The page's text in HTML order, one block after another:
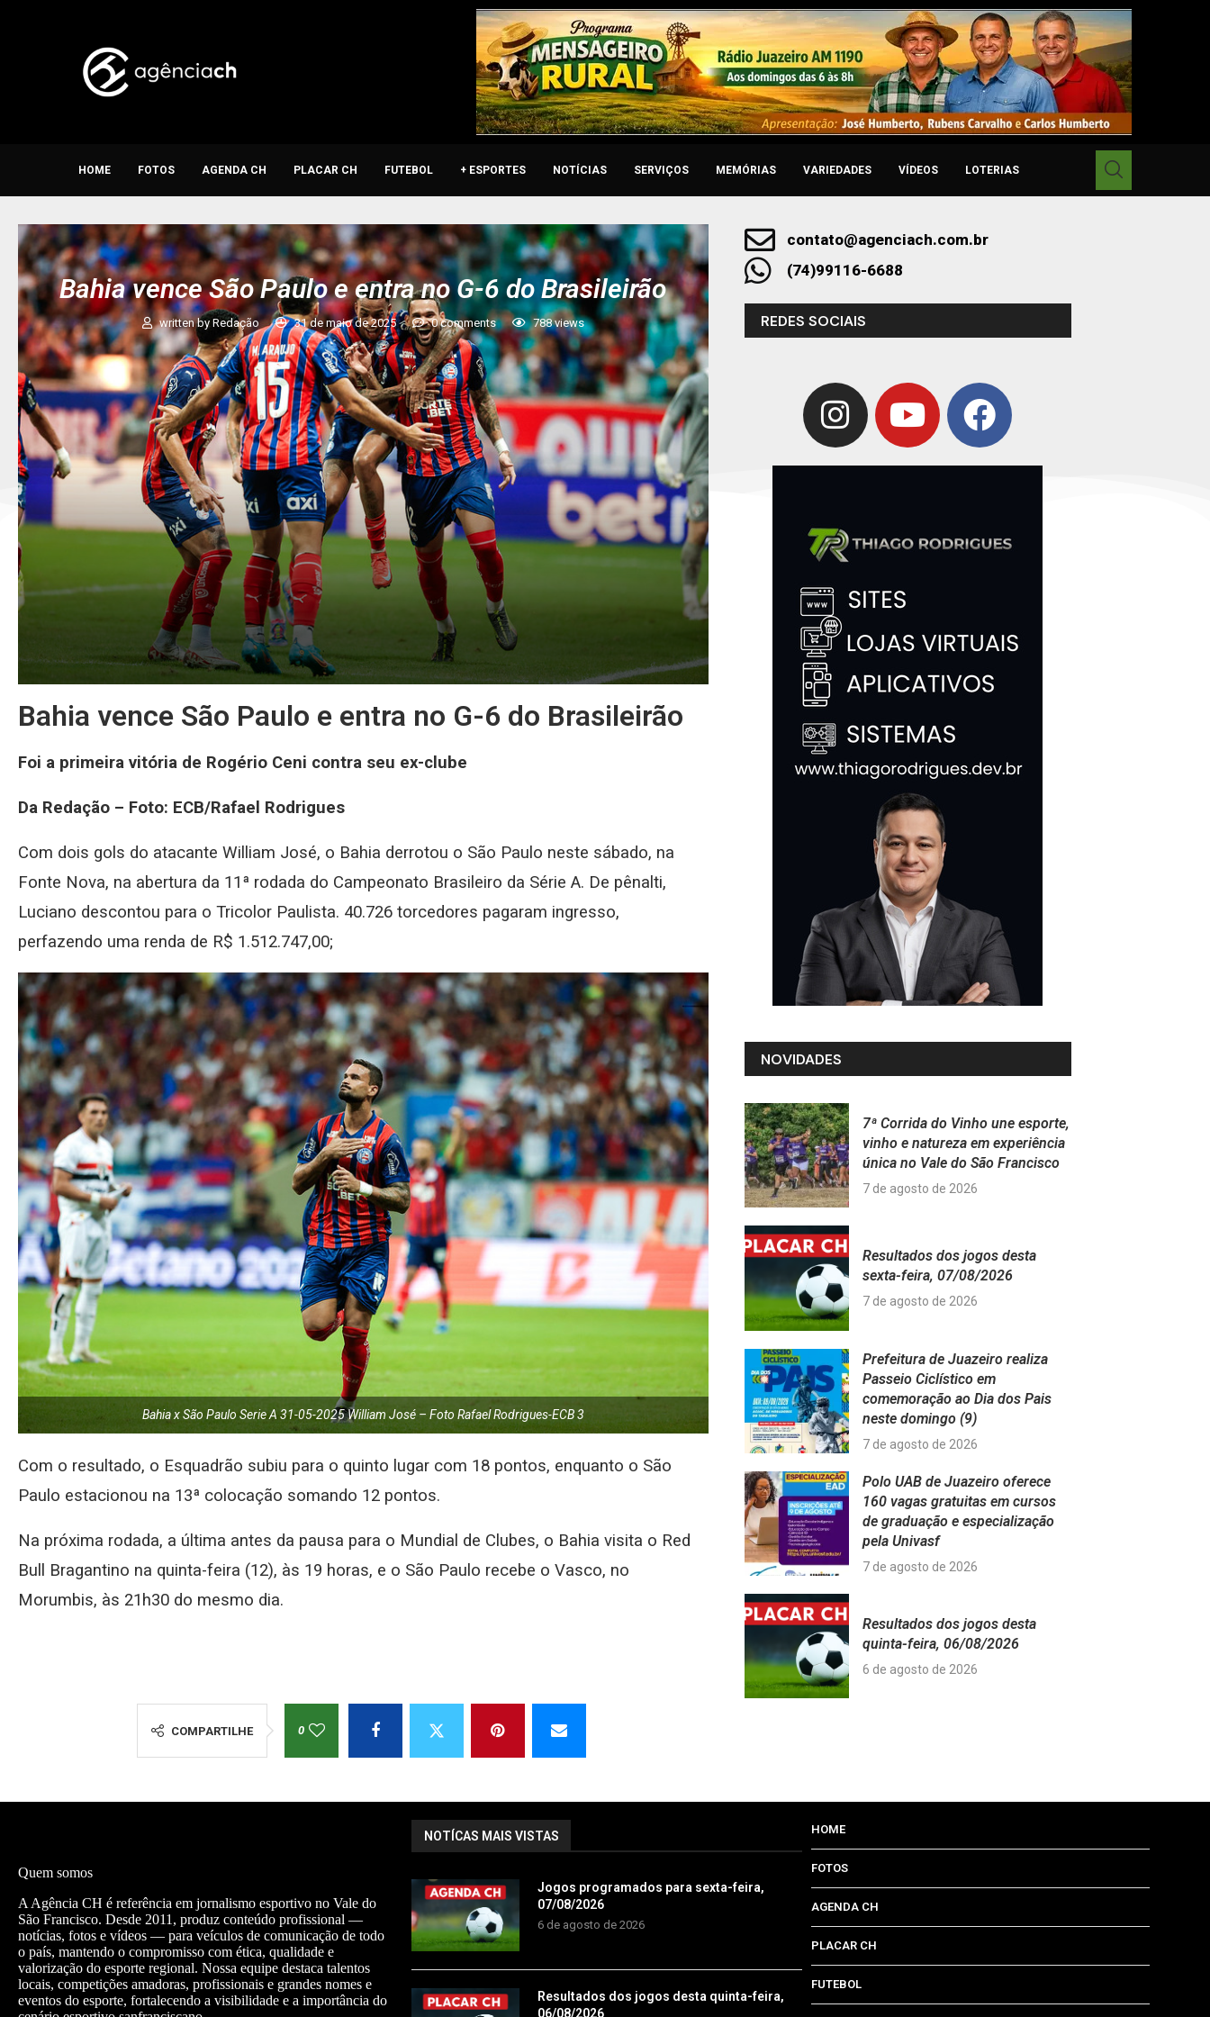
HOME FOTOS AGENDA CH PLACAR CH FUTEBOL + ESPORTES NOTÍCIAS SERVIÇOS MEMÓRIAS VARIEDADES VÍDEOS LOTERIAS
Bahia vence São Paulo e entra no G-6 do Brasileirão
written by Redação 31 de maio de 2025 0 comments 788views
Bahia vence São Paulo e entra no G-6 do Brasileirão
Foi a primeira vitória de Rogério Ceni contra seu ex-clube
Da Redação – Foto: ECB/Rafael Rodrigues
Com dois gols do atacante William José, o Bahia derrotou o São Paulo neste sábado, na
Fonte Nova, na abertura da 11ª rodada do Campeonato Brasileiro da Série A. De pênalti,
Luciano descontou para o Tricolor Paulista. 40.726 torcedores pagaram ingresso,
perfazendo uma renda de R$ 1.512.747,00;
Bahia x São Paulo Serie A 31-05-2025 William José – Foto Rafael Rodrigues-ECB 3
Com o resultado, o Esquadrão subiu para o quinto lugar com 18 pontos, enquanto o São
Paulo estacionou na 13ª colocação somando 12 pontos.
Na próxima rodada, a última antes da pausa para o Mundial de Clubes, o Bahia visita o Red
Bull Bragantino na quinta-feira (12), às 19 horas, e o São Paulo recebe o Vasco, no
Morumbis, às 21h30 do mesmo dia.
COMPARTILHE 0
contato@agenciach.com.br
(74)99116-6688
REDES SOCIAIS
NOVIDADES
7ª Corrida do Vinho une esporte,
vinho e natureza em experiência
única no Vale do São Francisco
7 de agosto de 2026
Resultados dos jogos desta
sexta-feira, 07/08/2026
7 de agosto de 2026
Prefeitura de Juazeiro realiza
Passeio Ciclístico em
comemoração ao Dia dos Pais
neste domingo (9)
7 de agosto de 2026
Polo UAB de Juazeiro oferece
160 vagas gratuitas em cursos
de graduação e especialização
pela Univasf
7 de agosto de 2026
Resultados dos jogos desta
quinta-feira, 06/08/2026
6 de agosto de 2026
Quem somos
A Agência CH é referência em jornalismo esportivo no Vale do
São Francisco. Desde 2011, produz conteúdo profissional —
notícias, fotos e vídeos — para veículos de comunicação de todo
o país, mantendo o compromisso com ética, qualidade e
valorização do esporte regional. Nossa equipe destaca talentos
locais, competições amadoras, profissionais e grandes nomes e
eventos do esporte, fortalecendo a visibilidade e a importância do
NOTÍCAS MAIS VISTAS
Jogos programados para sexta-feira,
07/08/2026
6 de agosto de 2026
Resultados dos jogos desta quinta-feira,
06/08/2026
HOME
FOTOS
AGENDA CH
PLACAR CH
FUTEBOL